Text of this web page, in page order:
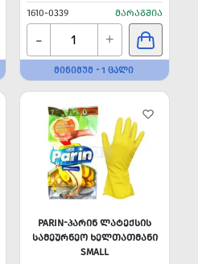
1610-0339 ᲛᲐᲠᲐᲒᲨᲘᲐ
- +
ᲛᲘᲜᲘᲛᲣᲛ - 1 ᲪᲐᲚᲘ
PARIN-ᲞᲐᲠᲘᲜ ᲚᲐᲢᲔᲥᲡᲘᲡ
ᲡᲐᲛᲔᲣᲠᲜᲔᲝ ᲮᲔᲚᲗᲐᲗᲛᲐᲜᲘ
SMALL